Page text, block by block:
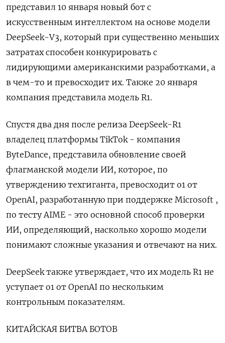
представил 10 января новый бот с
искусственным интеллектом на основе модели
DeepSeek-V3, который при существенно меньших
затратах способен конкурировать с
лидирующими американскими разработками, а
в чем-то и превосходит их. Также 20 января
компания представила модель R1.
Спустя два дня после релиза DeepSeek-R1
владелец платформы TikTok - компания
ByteDance, представила обновление своей
флагманской модели ИИ, которое, по
утверждению техгиганта, превосходит o1 от
OpenAI, разработанную при поддержке Microsoft ,
по тесту AIME - это основной способ проверки
ИИ, определяющий, насколько хорошо модели
понимают сложные указания и отвечают на них.
DeepSeek также утверждает, что их модель R1 не
уступает o1 от OpenAI по нескольким
контрольным показателям.
КИТАЙСКАЯ БИТВА БОТОВ